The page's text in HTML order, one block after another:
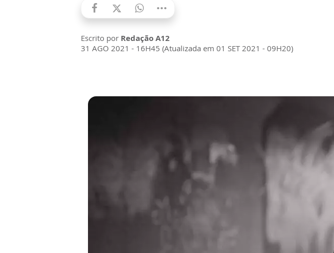
Escrito por Redação A12
31 AGO 2021 - 16H45 (Atualizada em 01 SET 2021 - 09H20)